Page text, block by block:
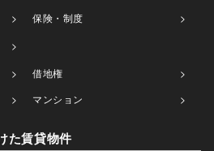
保険・制度
借地権
マンション
た賃貸物件